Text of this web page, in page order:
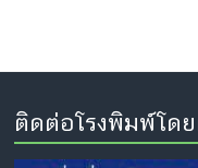
ติดต่อโรงพิมพ์โดย